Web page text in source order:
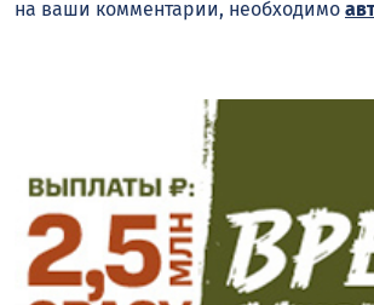
на ваши комментарии, необходимо